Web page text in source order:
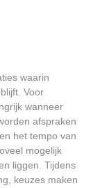
waarin
Voor
wanneer
afspraken
het tempo van
mogelijk
liggen. Tijdens
keuzes maken